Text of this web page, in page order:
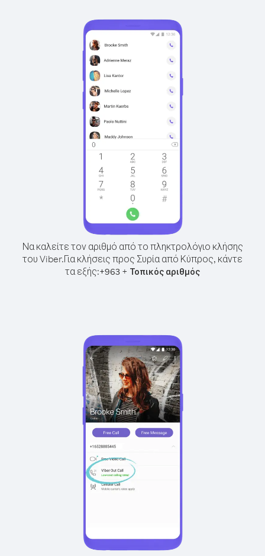
Να καλείτε τον αριθμό από το πληκτρολόγιο κλήσης
του Viber.Για κλήσεις προς Συρία από Κύπρος, κάντε
τα εξής:+963 + Τοπικός αριθμός